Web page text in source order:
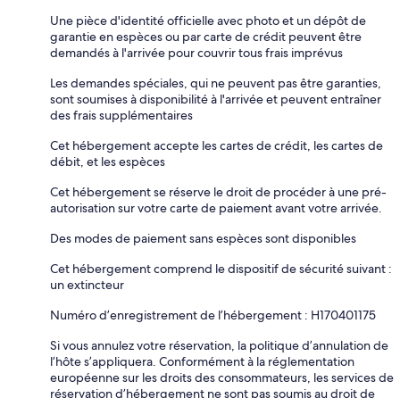
Une pièce d'identité officielle avec photo et un dépôt de
garantie en espèces ou par carte de crédit peuvent être
demandés à l'arrivée pour couvrir tous frais imprévus
Les demandes spéciales, qui ne peuvent pas être garanties,
sont soumises à disponibilité à l'arrivée et peuvent entraîner
des frais supplémentaires
Cet hébergement accepte les cartes de crédit, les cartes de
débit, et les espèces
Cet hébergement se réserve le droit de procéder à une pré-
autorisation sur votre carte de paiement avant votre arrivée.
Des modes de paiement sans espèces sont disponibles
Cet hébergement comprend le dispositif de sécurité suivant :
un extincteur
Numéro d’enregistrement de l’hébergement : H170401175
Si vous annulez votre réservation, la politique d’annulation de
l’hôte s’appliquera. Conformément à la réglementation
européenne sur les droits des consommateurs, les services de
réservation d’hébergement ne sont pas soumis au droit de